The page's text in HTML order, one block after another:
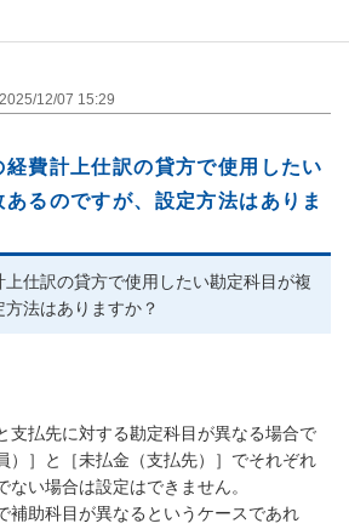
12/07 15:29
費計上仕訳の貸方で使用したい
るのですが、設定方法はありま
仕訳の貸方で使用したい勘定科目が複
法はありますか？
支払先に対する勘定科目が異なる場合で
）］と［未払金（支払先）］でそれぞれ
い場合は設定はできません。
補助科目が異なるというケースであれ